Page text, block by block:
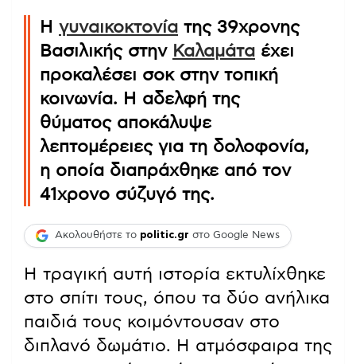
Η γυναικοκτονία της 39χρονης
Βασιλικής στην Καλαμάτα έχει
προκαλέσει σοκ στην τοπική
κοινωνία. Η αδελφή της
θύματος αποκάλυψε
λεπτομέρειες για τη δολοφονία,
η οποία διαπράχθηκε από τον
41χρονο σύζυγό της.
Ακολουθήστε το politic.gr στο Google News
Η τραγική αυτή ιστορία εκτυλίχθηκε
στο σπίτι τους, όπου τα δύο ανήλικα
παιδιά τους κοιμόντουσαν στο
διπλανό δωμάτιο. Η ατμόσφαιρα της